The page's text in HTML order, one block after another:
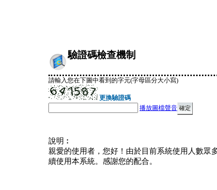
驗證碼檢查機制
請輸入您在下圖中看到的字元(字母區分大小寫)
更換驗證碼
播放圖檔聲音
說明︰
親愛的使用者，您好！由於目前系統使用人數眾
續使用本系統。感謝您的配合。